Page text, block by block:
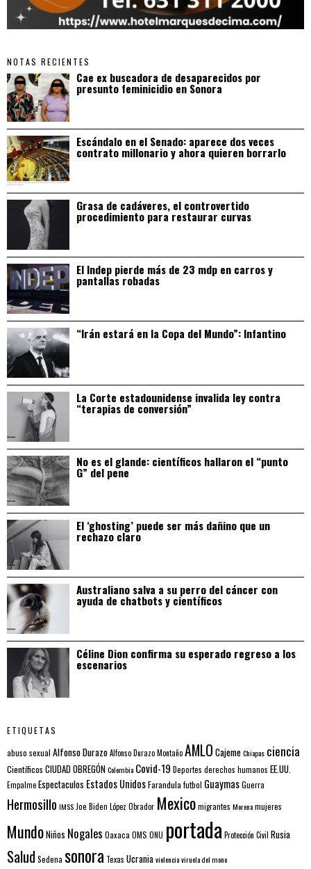
NOTAS RECIENTES
Cae ex buscadora de desaparecidos por
presunto feminicidio en Sonora
Escándalo en el Senado: aparece dos veces
contrato millonario y ahora quieren borrarlo
Grasa de cadáveres, el controvertido
procedimiento para restaurar curvas
El Indep pierde más de 23 mdp en carros y
pantallas robadas
“Irán estará en la Copa del Mundo”: Infantino
La Corte estadounidense invalida ley contra
“terapias de conversión”
No es el glande: científicos hallaron el “punto
G” del pene
El ‘ghosting’ puede ser más dañino que un
rechazo claro
Australiano salva a su perro del cáncer con
ayuda de chatbots y científicos
Céline Dion confirma su esperado regreso a los
escenarios
ETIQUETAS
abuso sexual Alfonso DurazoAlfonso Durazo MontañoAMLO CajemeChiapas ciencia
Científicos CIUDAD OBREGÓNColombia Covid-19 Deportes derechos humanos EE.UU.
EmpalmeEspectaculos Estados UnidosFarandulafutbol GuaymasGuerra
Hermosillo IMSSJoe Biden López Obrador Mexicomigrantes Morenamujeres
MundoNiños Nogales Oaxaca OMS ONU portada Protección Civil Rusia
Salud Sedena sonora Texas Ucraniaviolenciaviruela del mono